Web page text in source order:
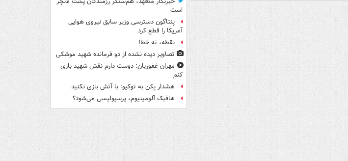
است
پنتاگون دسترسی وزیر سابق نیروی هوایی
آمریکا را قطع کرد
نقطه، ته خط!
تصاویر دیده‌ نشده از دو فرمانده شهید موشکی
مهران غفوریان: دوست دارم نقش شهید بازی
کنم
هشدار پکن به توکیو: با آتش بازی نکنید
هافبک آلومینیوم، پرسپولیسی می‌شود؟